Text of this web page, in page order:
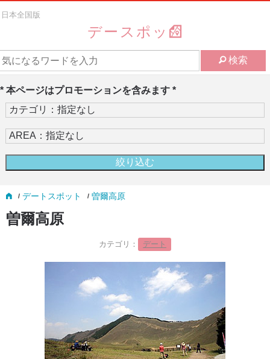
日本全国版
デースポッ
検索
* 本ページはプロモーションを含みます *
デートスポット 曽爾高原
曽爾高原
カテゴリ： デート